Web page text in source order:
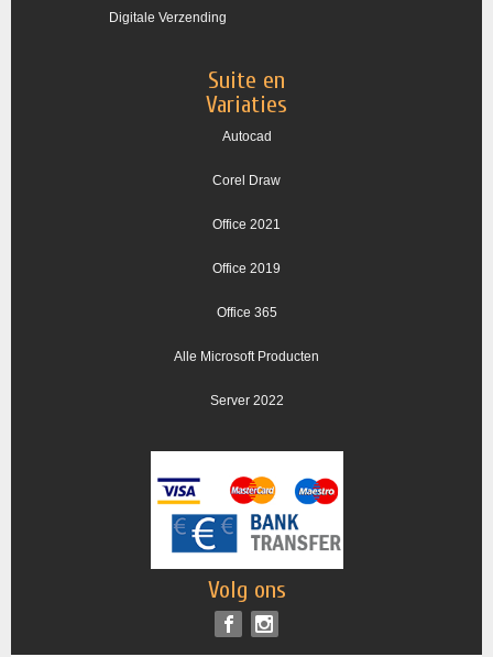
Digitale Verzending
Suite en
Variaties
Autocad
Corel Draw
Office 2021
Office 2019
Office 365
Alle Microsoft Producten
Server 2022
Volg ons